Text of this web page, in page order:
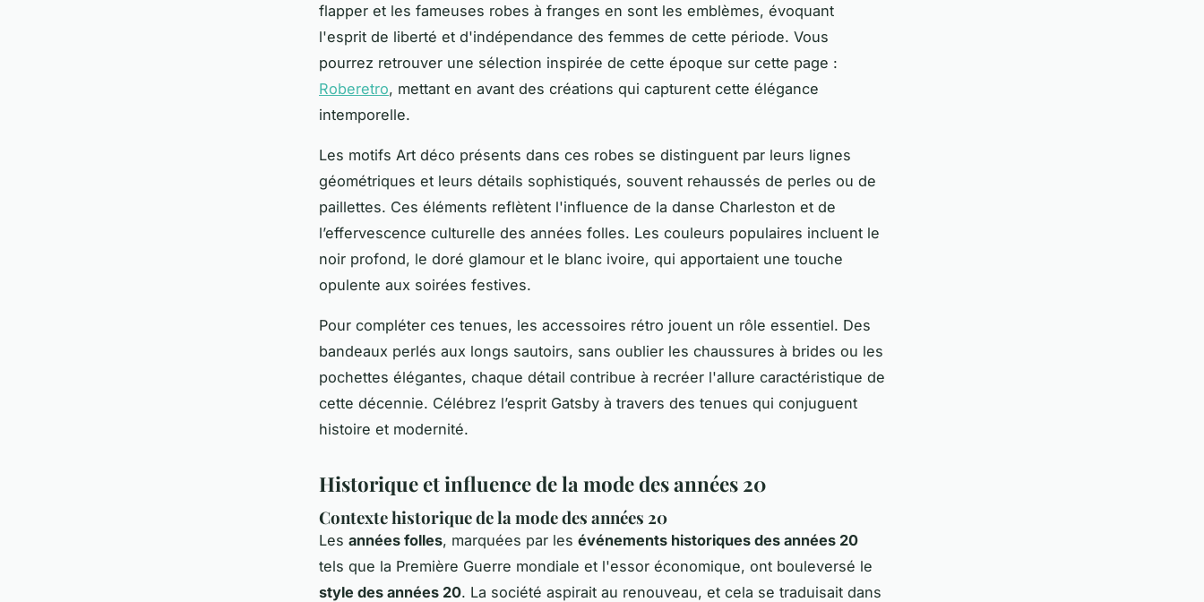
flapper et les fameuses robes à franges en sont les emblèmes, évoquant
l'esprit de liberté et d'indépendance des femmes de cette période. Vous
pourrez retrouver une sélection inspirée de cette époque sur cette page :
Roberetro, mettant en avant des créations qui capturent cette élégance
intemporelle.
Les motifs Art déco présents dans ces robes se distinguent par leurs lignes
géométriques et leurs détails sophistiqués, souvent rehaussés de perles ou de
paillettes. Ces éléments reflètent l'influence de la danse Charleston et de
l’effervescence culturelle des années folles. Les couleurs populaires incluent le
noir profond, le doré glamour et le blanc ivoire, qui apportaient une touche
opulente aux soirées festives.
Pour compléter ces tenues, les accessoires rétro jouent un rôle essentiel. Des
bandeaux perlés aux longs sautoirs, sans oublier les chaussures à brides ou les
pochettes élégantes, chaque détail contribue à recréer l'allure caractéristique de
cette décennie. Célébrez l’esprit Gatsby à travers des tenues qui conjuguent
histoire et modernité.
Historique et influence de la mode des années 20
Contexte historique de la mode des années 20
Les années folles, marquées par les événements historiques des années 20
tels que la Première Guerre mondiale et l'essor économique, ont bouleversé le
style des années 20. La société aspirait au renouveau, et cela se traduisait dans